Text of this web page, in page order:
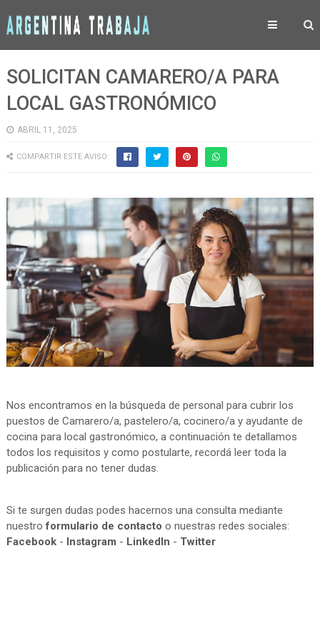
SOLICITAN CAMARERO/A PARA
LOCAL GASTRONÓMICO
ABRIL 11, 2025
COMPARTIR ESTE AVISO:
Nos encontramos en la búsqueda de personal para cubrir los
puestos de Camarero/a, pastelero/a, cocinero/a y ayudante de
cocina para local gastronómico, a continuación te detallamos
todos los requisitos y como postularte, recordá leer toda la
publicación para no tener dudas.
Si te surgen dudas podes hacernos una consulta mediante
nuestroformulario de contacto o nuestras redes sociales:
Facebook- Instagram - LinkedIn - Twitter